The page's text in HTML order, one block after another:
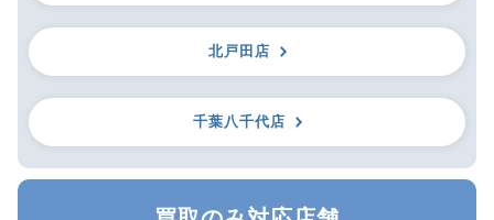
北戸田店
千葉八千代店